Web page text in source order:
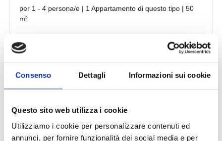
Consenso Dettagli Informazioni sui cookie
Questo sito web utilizza i cookie
Utilizziamo i cookie per personalizzare contenuti ed
annunci, per fornire funzionalità dei social media e per